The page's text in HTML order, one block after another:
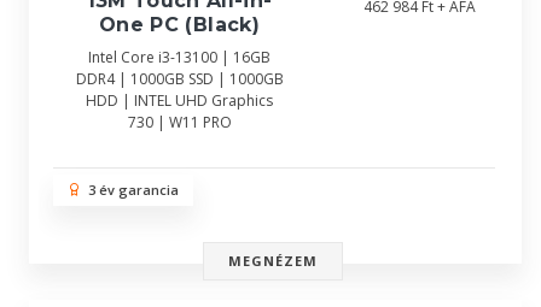
One PC (Black)
Intel Core i3-13100 | 16GB
DDR4 | 1000GB SSD | 1000GB
HDD | INTEL UHD Graphics
730 | W11 PRO
462 984 Ft + ÁFA
3 év garancia
MEGNÉZEM